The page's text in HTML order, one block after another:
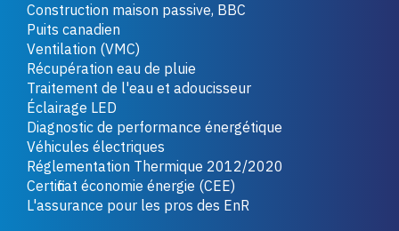
Construction maison passive, BBC
Puits canadien
Ventilation (VMC)
Récupération eau de pluie
Traitement de l'eau et adoucisseur
Éclairage LED
Diagnostic de performance énergétique
Véhicules électriques
Réglementation Thermique 2012/2020
Certificat économie énergie (CEE)
L'assurance pour les pros des EnR